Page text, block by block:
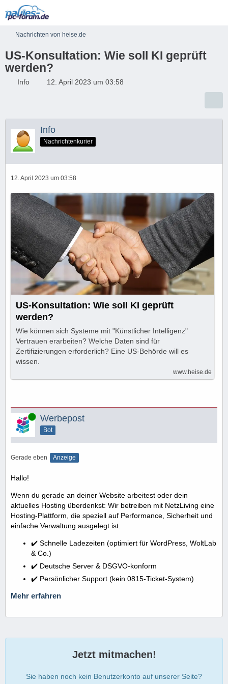
Nachrichten von heise.de
US-Konsultation: Wie soll KI geprüft
werden?
Info 12. April 2023 um 03:58
Info
Nachrichtenkurier
12. April 2023 um 03:58
US-Konsultation: Wie soll KI geprüft
werden?
Wie können sich Systeme mit "Künstlicher Intelligenz"
Vertrauen erarbeiten? Welche Daten sind für
Zertifizierungen erforderlich? Eine US-Behörde will es
wissen.
www.heise.de
Online Werbepost
Bot
Gerade eben Anzeige
Hallo!
Wenn du gerade an deiner Website arbeitest oder dein
aktuelles Hosting überdenkst: Wir betreiben mit NetzLiving eine
Hosting-Plattform, die speziell auf Performance, Sicherheit und
einfache Verwaltung ausgelegt ist.
✔️ Schnelle Ladezeiten (optimiert für WordPress, WoltLab
& Co.)
✔️ Deutsche Server & DSGVO-konform
✔️ Persönlicher Support (kein 0815-Ticket-System)
Mehr erfahren
Jetzt mitmachen!
Sie haben noch kein Benutzerkonto auf unserer Seite?